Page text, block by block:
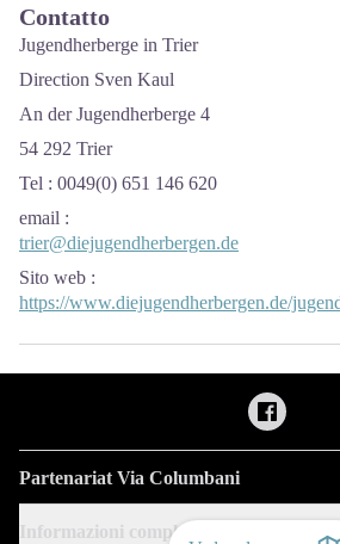
Contatto
Jugendherberge in Trier
Direction Sven Kaul
An der Jugendherberge 4
54 292 Trier
Tel : 0049(0) 651 146 620
email :
trier@diejugendherbergen.de
Sito web :
https://www.diejugendherbergen.de/
Partenariat Via Columbani
Informazioni complementari